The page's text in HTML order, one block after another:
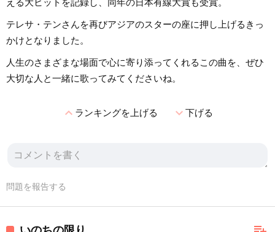
える大ヒットを記録し、同年の日本有線大賞も受賞。
テレサ・テンさんを再びアジアのスターの座に押し上げるきっ
かけとなりました。
人生のさまざまな場面で心に寄り添ってくれるこの曲を、ぜひ
大切な人と一緒に歌ってみてくださいね。
expand_lessランキングを上げる expand_more下げる
問題を報告する